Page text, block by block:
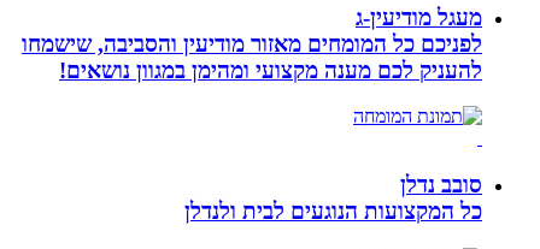
מעגל מודיעין-ג
לפניכם כל המומחים מאזור מודיעין והסביבה, שישמחו
להעניק לכם מענה מקצועי ומהימן במגוון נושאים!
סובב נדלן
כל המקצועות הנוגעים לבית ולנדלן